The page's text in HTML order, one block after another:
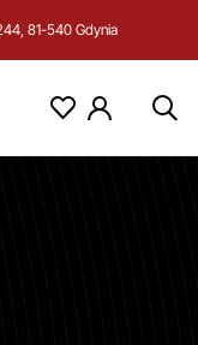
81-540 Gdynia